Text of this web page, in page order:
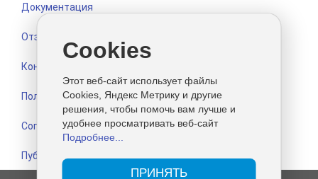
Документация
Отзывы
Контакты
Политика конфиденциальности
Согласие на обработку персональных данных
Публичная оферта
Cookies
Этот веб-сайт использует файлы
Cookies, Яндекс Метрику и другие
решения, чтобы помочь вам лучше и
удобнее просматривать веб-сайт
Подробнее...
ПРИНЯТЬ